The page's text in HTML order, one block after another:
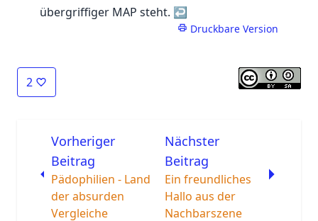
übergriffiger MAP steht. ↩
Druckbare Version
2
Vorheriger
Beitrag
Pädophilien - Land
der absurden
Vergleiche
Nächster
Beitrag
Ein freundliches
Hallo aus der
Nachbarszene